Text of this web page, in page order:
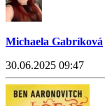
Michaela Gabríková
30.06.2025 09:47